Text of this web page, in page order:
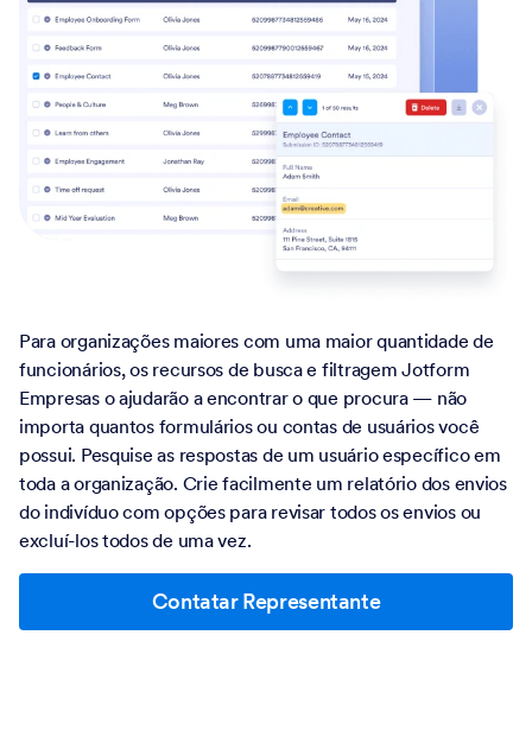
Para organizações maiores com uma maior quantidade de
funcionários, os recursos de busca e filtragem Jotform
Empresas o ajudarão a encontrar o que procura — não
importa quantos formulários ou contas de usuários você
possui. Pesquise as respostas de um usuário específico em
toda a organização. Crie facilmente um relatório dos envios
do indivíduo com opções para revisar todos os envios ou
excluí-los todos de uma vez.
Contatar Representante